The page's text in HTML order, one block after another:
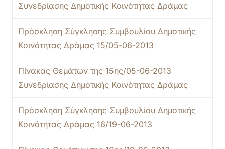
Συνεδρίασης Δημοτικής Κοινότητας Δράμας
Πρόσκληση Σύγκλησης Συμβουλίου Δημοτικής
Κοινότητας Δράμας 15/05-06-2013
Πίνακας Θεμάτων της 15ης/05-06-2013
Συνεδρίασης Δημοτικής Κοινότητας Δράμας
Πρόσκληση Σύγκλησης Συμβουλίου Δημοτικής
Κοινότητας Δράμας 16/19-06-2013